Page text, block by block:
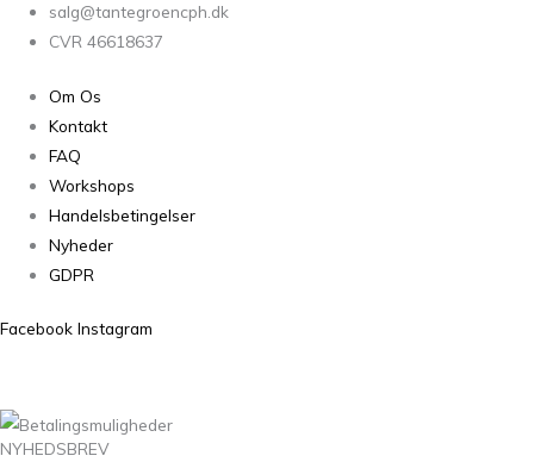
salg@tantegroencph.dk
CVR 46618637
Om Os
Kontakt
FAQ
Workshops
Handelsbetingelser
Nyheder
GDPR
Facebook Instagram
NYHEDSBREV